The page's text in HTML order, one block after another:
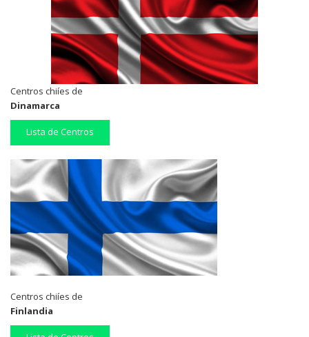
Centros chiíes de
Dinamarca
Lista de Centros
Centros chiíes de
Finlandia